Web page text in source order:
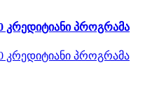
კრედიტიანი პროგრამა
კრედიტიანი პროგრამა